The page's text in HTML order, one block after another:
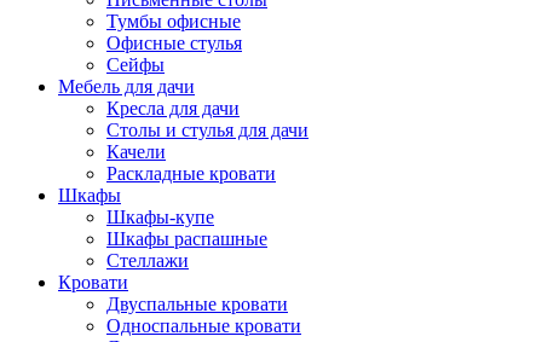
Тумбы офисные
Офисные стулья
Сейфы
Мебель для дачи
Кресла для дачи
Столы и стулья для дачи
Качели
Раскладные кровати
Шкафы
Шкафы-купе
Шкафы распашные
Стеллажи
Кровати
Двуспальные кровати
Односпальные кровати